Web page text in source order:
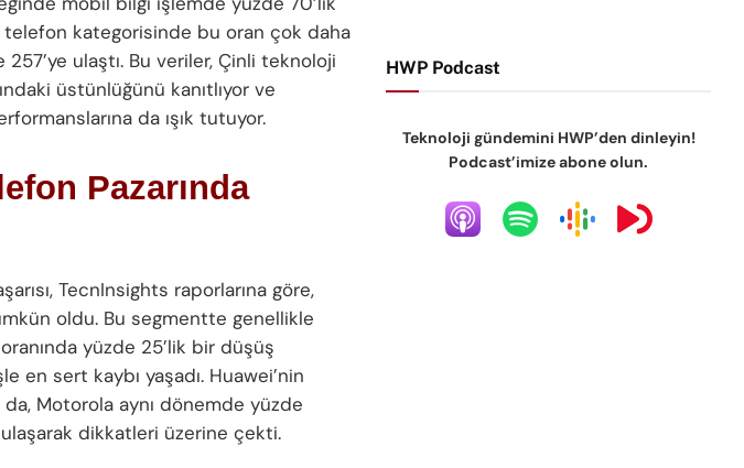
telefon kategorisinde bu oran çok daha
ulaştı. Bu veriler, Çinli teknoloji
üstünlüğünü kanıtlıyor ve
da ışık tutuyor.
Pazarında
TecnInsights raporlarına göre,
oldu. Bu segmentte genellikle
yüzde 25’lik bir düşüş
en sert kaybı yaşadı. Huawei’nin
Motorola aynı dönemde yüzde
dikkatleri üzerine çekti.
HWP Podcast
Teknoloji gündemini HWP’den dinleyin!
Podcast’imize abone olun.